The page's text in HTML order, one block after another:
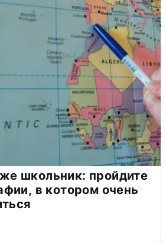
школьник: пройдите
в котором очень